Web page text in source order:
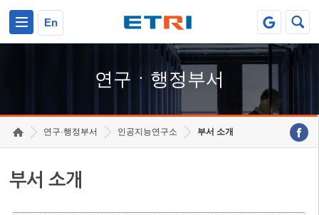
En
연구ㆍ행정부서
연구·행정부서 인공지능연구소 부서 소개
부서 소개